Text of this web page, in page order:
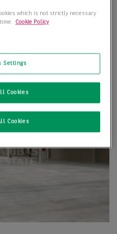
which is not strictly necessary
Cookie Policy
Settings
Cookies
Cookies